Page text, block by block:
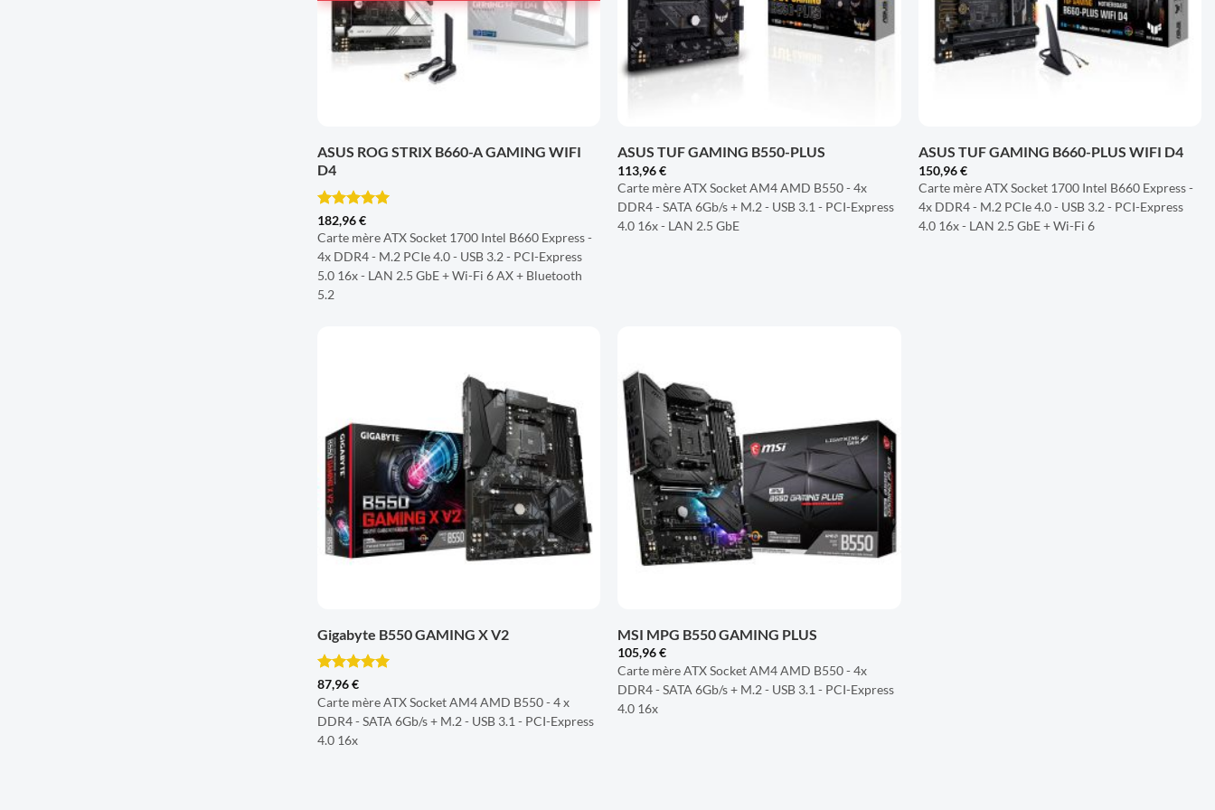
ASUS ROG STRIX B660-A GAMING WIFI
D4
Note5sur
5
182,96€
Carte mère ATX Socket 1700 Intel B660 Express -
4x DDR4 - M.2 PCIe 4.0 - USB 3.2 - PCI-Express
5.0 16x - LAN 2.5 GbE + Wi-Fi 6 AX + Bluetooth
5.2
ASUS TUF GAMING B550-PLUS
113,96€
Carte mère ATX Socket AM4 AMD B550 - 4x
DDR4 - SATA 6Gb/s + M.2 - USB 3.1 - PCI-Express
4.0 16x - LAN 2.5 GbE
ASUS TUF GAMING B660-PLUS WIFI D4
150,96€
Carte mère ATX Socket 1700 Intel B660 Express -
4x DDR4 - M.2 PCIe 4.0 - USB 3.2 - PCI-Express
4.0 16x - LAN 2.5 GbE + Wi-Fi 6
À LA
LISTE
D'ENVIES
Gigabyte B550 GAMING X V2
Note5
5
87,96€
Carte mère ATX Socket AM4 AMD B550 - 4 x
DDR4 - SATA 6Gb/s + M.2 - USB 3.1 - PCI-Express
4.0 16x
D'ENVIES
MSI MPG B550 GAMING PLUS
105,96€
Carte mère ATX Socket AM4 AMD B550 - 4x
DDR4 - SATA 6Gb/s + M.2 - USB 3.1 - PCI-Express
4.0 16x